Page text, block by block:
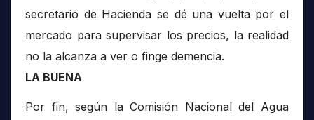
secretario de Hacienda se dé una vuelta por el
mercado para supervisar los precios, la realidad
no la alcanza a ver o finge demencia.
LA BUENA
Por fin, según la Comisión Nacional del Agua